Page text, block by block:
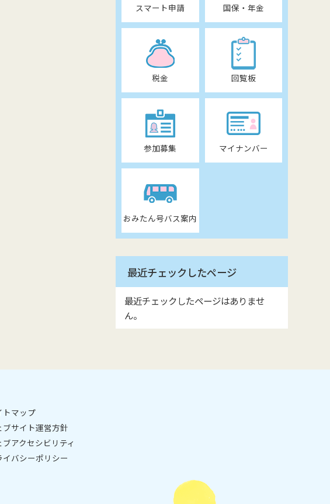
スマート申請 国保・年金
税金 回覧板
参加募集 マイナンバー
おみたん号バス案内
最近チェックしたページ
最近チェックしたページはありませ
ん。
トマップ
ブサイト運営方針
ブアクセシビリティ
イバシーポリシー